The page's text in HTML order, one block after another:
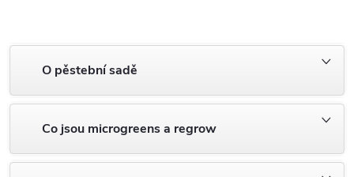
O pěstební sadě
Co jsou microgreens a regrow